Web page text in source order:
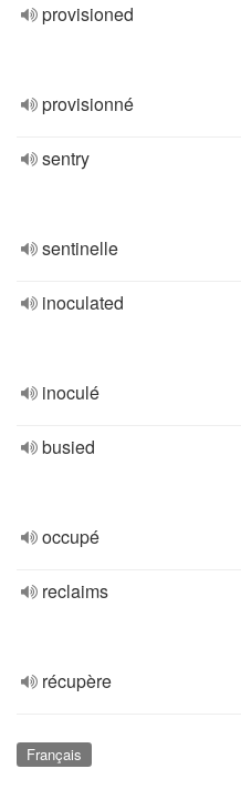
provisioned
provisionné
sentry
sentinelle
inoculated
inoculé
busied
occupé
reclaims
récupère
Français